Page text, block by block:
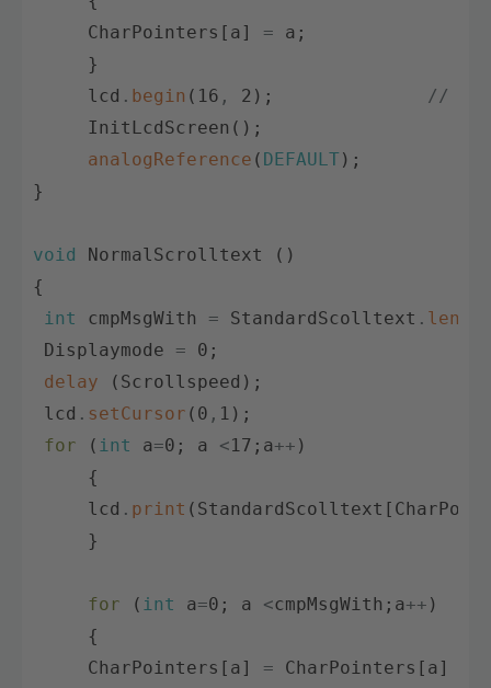
CharPointers [ a ] = a ;
}
lcd . begin ( 16 , 2 ) ;
//
InitLcdScreen ( ) ;
analogReference ( DEFAULT ) ;
}
void NormalScrolltext ( )
{
int
cmpMsgWith = StandardScolltext .
Displaymode
= 0 ;
delay
( Scrollspeed ) ;
lcd . setCursor ( 0 , 1 ) ;
for
( int a=0 ; a <17 ; a++ )
{
lcd . print ( StandardScolltext [
}
for ( int a=0 ; a <cmpMsgWith ; a++ )
{
CharPointers [ a ] = CharPointers [ a ]